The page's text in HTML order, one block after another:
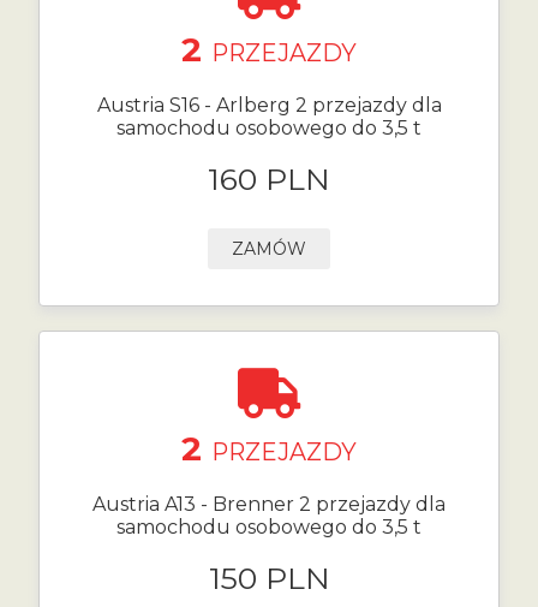
2 PRZEJAZDY
Austria S16 - Arlberg 2 przejazdy dla
samochodu osobowego do 3,5 t
160 PLN
ZAMÓW
2 PRZEJAZDY
Austria A13 - Brenner 2 przejazdy dla
samochodu osobowego do 3,5 t
150 PLN